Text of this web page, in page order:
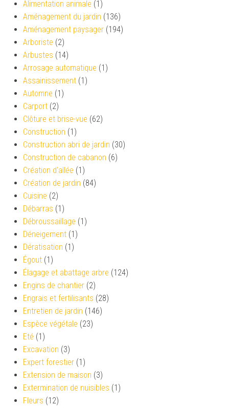
Alimentation animale (1)
Aménagement du jardin (136)
Aménagement paysager (194)
Arboriste (2)
Arbustes (14)
Arrosage automatique (1)
Assainissement (1)
Automne (1)
Carport (2)
Clôture et brise-vue (62)
Construction (1)
Construction abri de jardin (30)
Construction de cabanon (6)
Création d’allée (1)
Création de jardin (84)
Cuisine (2)
Débarras (1)
Débroussaillage (1)
Déneigement (1)
Dératisation (1)
Égout (1)
Élagage et abattage arbre (124)
Engins de chantier (2)
Engrais et fertilisants (28)
Entretien de jardin (146)
Espèce végétale (23)
Eté (1)
Excavation (3)
Expert forestier (1)
Extension de maison (3)
Extermination de nuisibles (1)
Fleurs (12)